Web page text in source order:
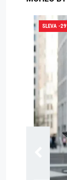
SLEVA -